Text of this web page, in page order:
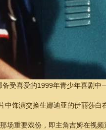
备受喜爱的1999年青少年喜剧
中饰演交换生娜迪亚的伊丽莎
场重要戏份，即主角吉姆在视